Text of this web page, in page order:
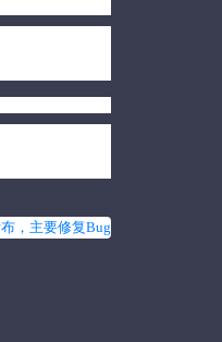
，主要修复Bug